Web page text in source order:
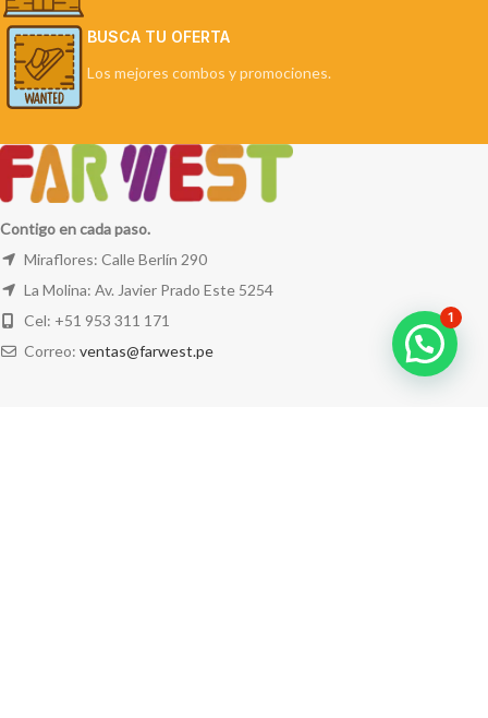
BUSCA TU OFERTA
Los mejores combos y promociones.
Contigo en cada paso.
Miraflores: Calle Berlín 290
La Molina: Av. Javier Prado Este 5254
Cel: +51 953 311 171
Correo: ventas@farwest.pe
1